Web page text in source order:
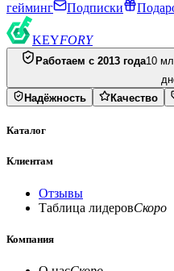
гейминг
Подписки
KEYFORY
Работаем с 2013 года10
Надёжность
Качество
Каталог
Клиентам
Отзывы
Таблица лидеровСкоро
Компания